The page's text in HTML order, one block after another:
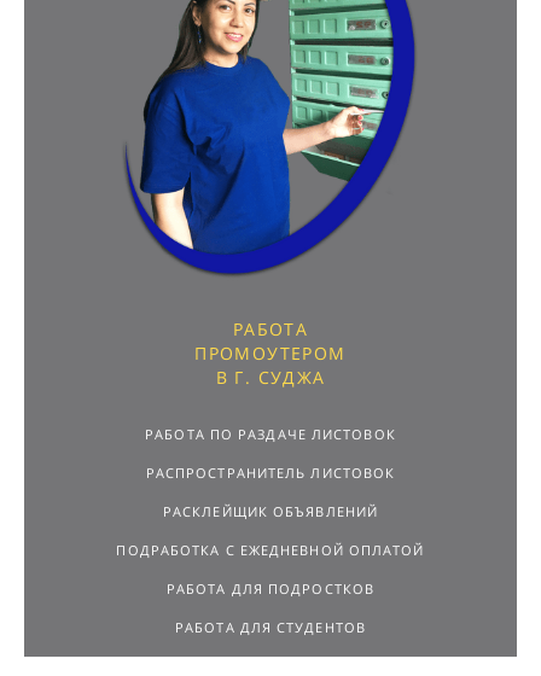
РАБОТА
ПРОМОУТЕРОМ
В Г. СУДЖА
РАБОТА ПО РАЗДАЧЕ ЛИСТОВОК
РАСПРОСТРАНИТЕЛЬ ЛИСТОВОК
РАСКЛЕЙЩИК ОБЪЯВЛЕНИЙ
ПОДРАБОТКА С ЕЖЕДНЕВНОЙ ОПЛАТОЙ
РАБОТА ДЛЯ ПОДРОСТКОВ
РАБОТА ДЛЯ СТУДЕНТОВ